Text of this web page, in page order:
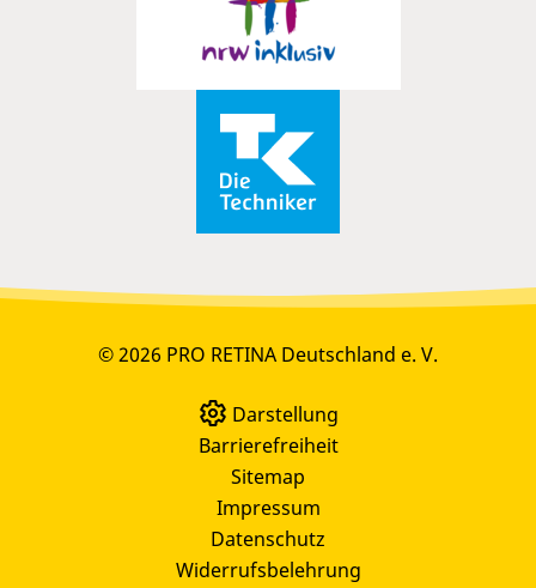
© 2026 PRO RETINA Deutschland e. V.
Darstellung
Barrierefreiheit
Sitemap
Impressum
Datenschutz
Widerrufsbelehrung